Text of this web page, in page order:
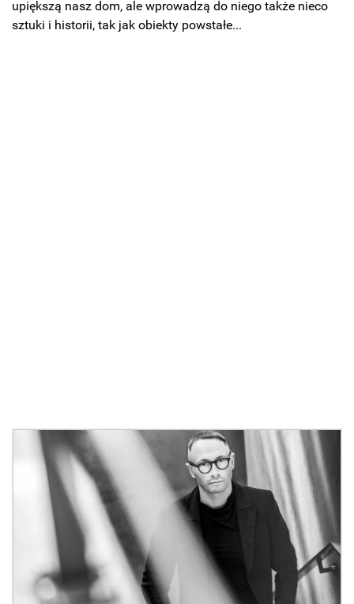
upiększą nasz dom, ale wprowadzą do niego także nieco
sztuki i historii, tak jak obiekty powstałe...